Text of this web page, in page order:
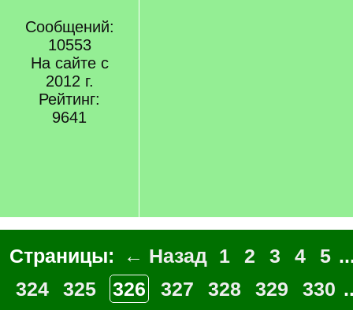
Сообщений:
10553
На сайте с
2012 г.
Рейтинг:
9641
Страницы: ← Назад 1 2 3 4 5
324
325 326 327 328 329 330